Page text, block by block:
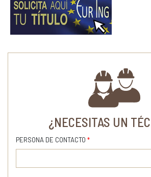
¿NECESITAS UN
PERSONA DE CONTACTO *